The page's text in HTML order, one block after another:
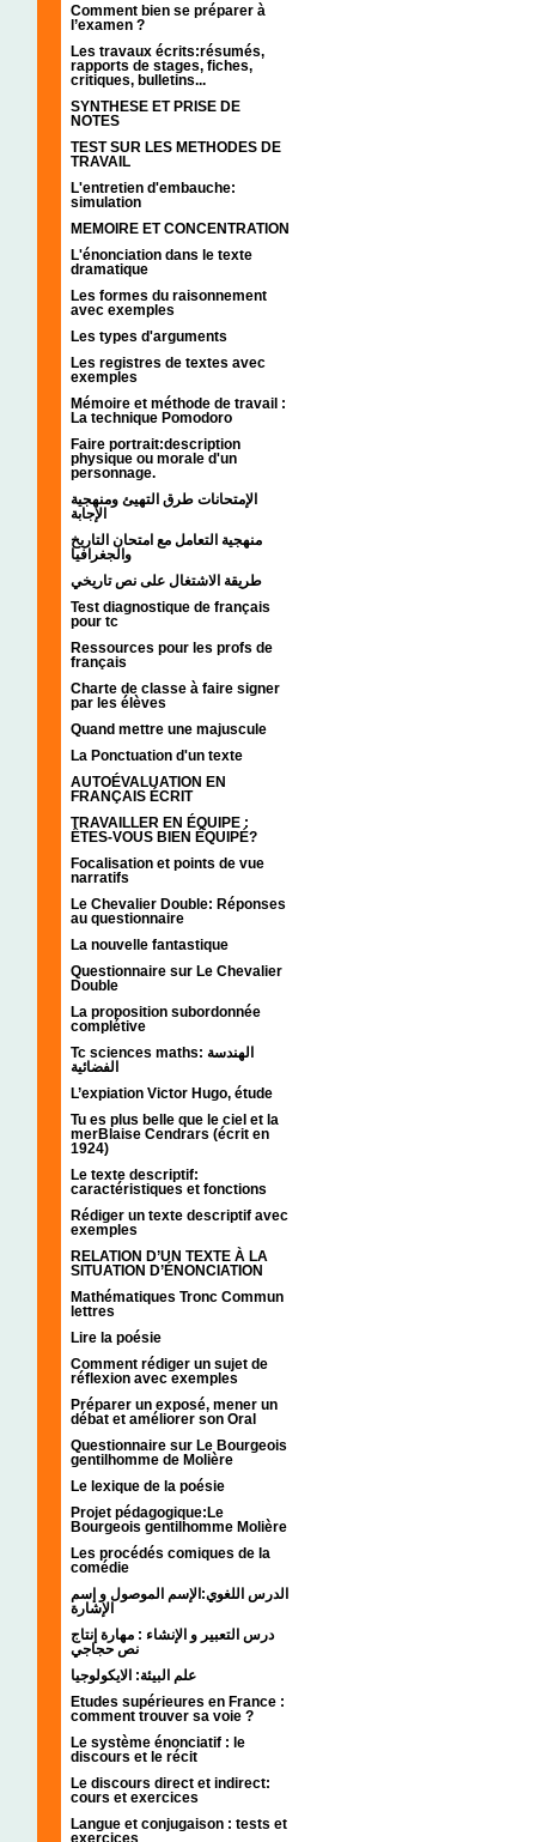
Comment bien se préparer à
l’examen ?
Les travaux écrits:résumés,
rapports de stages, fiches,
critiques, bulletins...
SYNTHESE ET PRISE DE
NOTES
TEST SUR LES METHODES DE
TRAVAIL
L'entretien d'embauche:
simulation
MEMOIRE ET CONCENTRATION
L'énonciation dans le texte
dramatique
Les formes du raisonnement
avec exemples
Les types d'arguments
Les registres de textes avec
exemples
Mémoire et méthode de travail :
La technique Pomodoro
Faire portrait:description
physique ou morale d'un
personnage.
الإمتحانات طرق التهيئ ومنهجية
الإجابة
منهجية التعامل مع امتحان التاريخ
والجغرافيا
طريقة الاشتغال على نص تاريخي
Test diagnostique de français
pour tc
Ressources pour les profs de
français
Charte de classe à faire signer
par les élèves
Quand mettre une majuscule
La Ponctuation d'un texte
AUTOÉVALUATION EN
FRANÇAIS ÉCRIT
TRAVAILLER EN ÉQUIPE :
ÊTES-VOUS BIEN ÉQUIPÉ?
Focalisation et points de vue
narratifs
Le Chevalier Double: Réponses
au questionnaire
La nouvelle fantastique
Questionnaire sur Le Chevalier
Double
La proposition subordonnée
complétive
Tc sciences maths: الهندسة
الفضائية
L’expiation Victor Hugo, étude
Tu es plus belle que le ciel et la
merBlaise Cendrars (écrit en
1924)
Le texte descriptif:
caractéristiques et fonctions
Rédiger un texte descriptif avec
exemples
RELATION D’UN TEXTE À LA
SITUATION D’ÉNONCIATION
Mathématiques Tronc Commun
lettres
Lire la poésie
Comment rédiger un sujet de
réflexion avec exemples
Préparer un exposé, mener un
débat et améliorer son Oral
Questionnaire sur Le Bourgeois
gentilhomme de Molière
Le lexique de la poésie
Projet pédagogique:Le
Bourgeois gentilhomme Molière
Les procédés comiques de la
comédie
الدرس اللغوي:الإسم الموصول و إسم
الإشارة
درس التعبير و الإنشاء : مهارة إنتاج
نص حجاجي
علم البيئة: الايكولوجيا
Etudes supérieures en France :
comment trouver sa voie ?
Le système énonciatif : le
discours et le récit
Le discours direct et indirect:
cours et exercices
Langue et conjugaison : tests et
exercices